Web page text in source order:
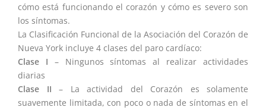
cómo está funcionando el corazón y cómo es severo son
los síntomas.
La Clasificación Funcional de la Asociación del Corazón de
Nueva York incluye 4 clases del paro cardíaco:
Clase I – Ningunos síntomas al realizar actividades
diarias
Clase II – La actividad del Corazón es solamente
suavemente limitada, con poco o nada de síntomas en el